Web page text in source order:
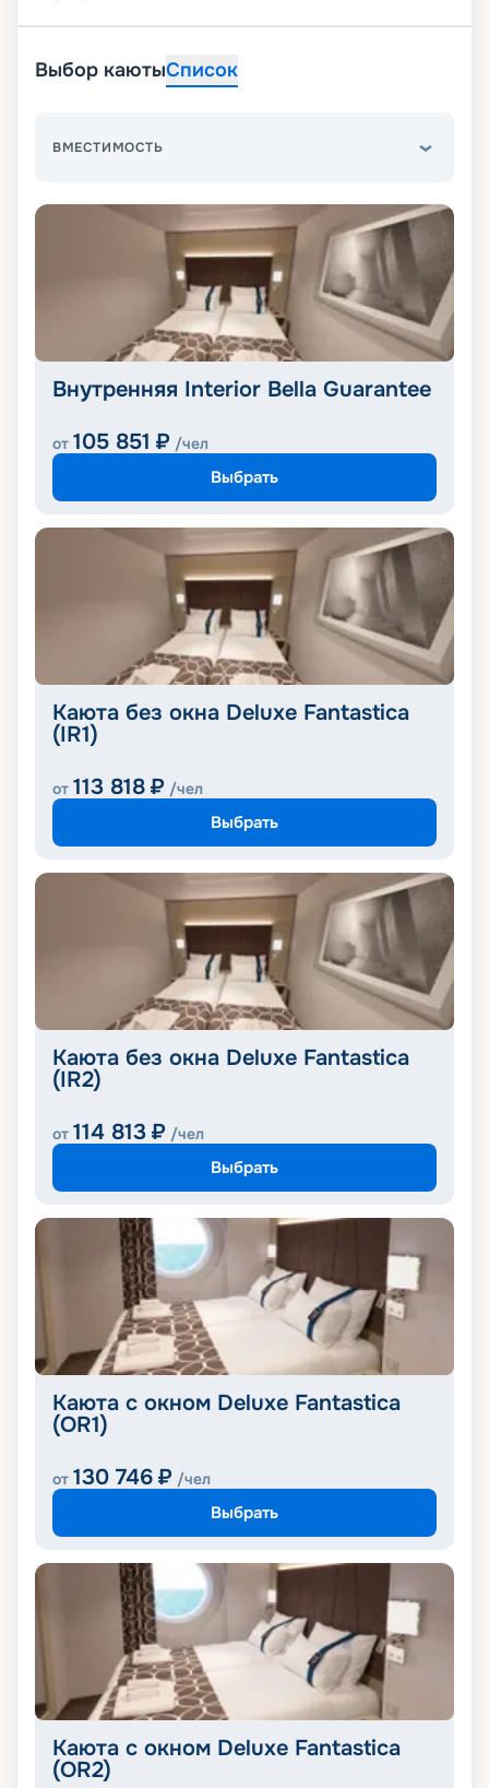
Выбор каютыСписок
ВМЕСТИМОСТЬ
Внутренняя Interior Bella Guarantee
от 105 851 ₽ /чел
Выбрать
Каюта без окна Deluxe Fantastica
(IR1)
от 113 818 ₽ /чел
Выбрать
Каюта без окна Deluxe Fantastica
(IR2)
от 114 813 ₽ /чел
Выбрать
Каюта с окном Deluxe Fantastica
(OR1)
от 130 746 ₽ /чел
Выбрать
Каюта с окном Deluxe Fantastica
(OR2)